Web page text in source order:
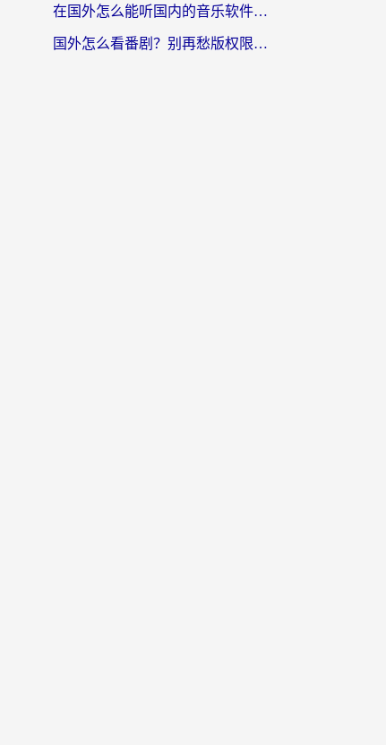
在国外怎么能听国内的音乐软件？别让版权限制断了你的“中文歌单”
国外怎么看番剧？别再愁版权限制！一个工具解决所有回国追剧难题